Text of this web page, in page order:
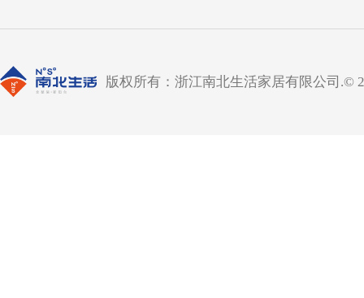
版权所有：浙江南北生活家居有限公司.©